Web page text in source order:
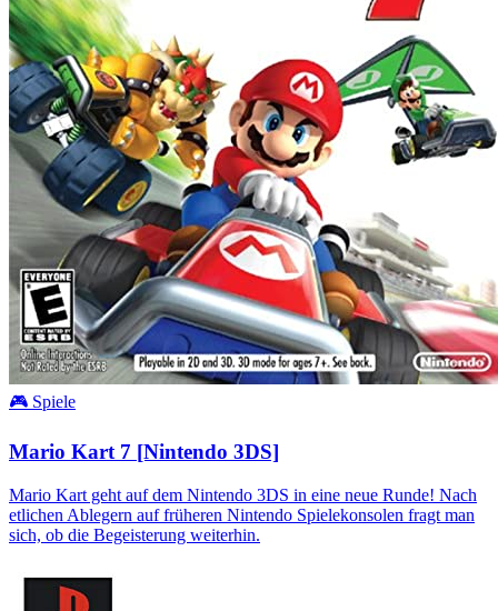
🎮 Spiele
Mario Kart 7 [Nintendo 3DS]
Mario Kart geht auf dem Nintendo 3DS in eine neue Runde! Nach
etlichen Ablegern auf früheren Nintendo Spielekonsolen fragt man
sich, ob die Begeisterung weiterhin.